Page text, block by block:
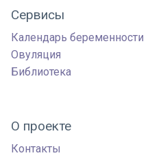
Сервисы
Календарь беременности
Овуляция
Библиотека
О проекте
Контакты